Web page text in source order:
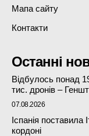
Мапа сайту
Контакти
Останні
Відбулось понад
тис. дронів –
07.08.2026
Іспанія поставила
кордоні